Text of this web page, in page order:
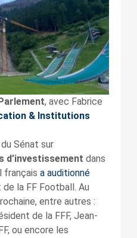
, avec Fabrice
& Institutions
Sénat sur
d’investissement dans
français a auditionné
la FF Football. Au
entre autres :
de la FFF, Jean-
ou encore les